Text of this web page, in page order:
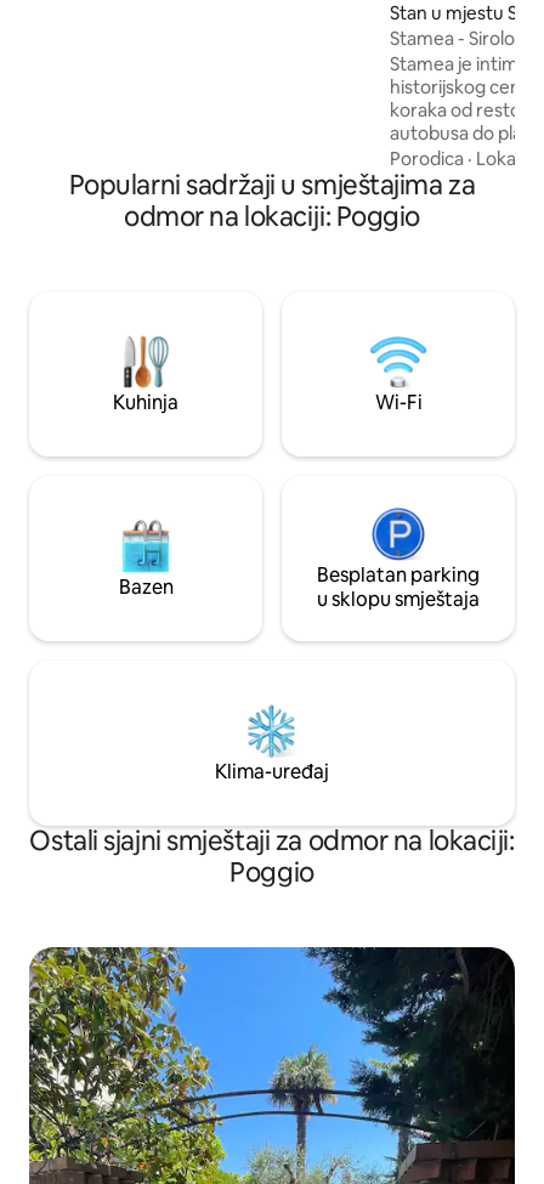
IT042002C2A7LDF33G
Stan u mjestu
Stamea - Sirolo
gradu
Stamea je
historijskog
koraka od
autobusa do
do kojih se
Apartman je na
gredama i
uređajem,
porodice i
autentičnost i mir.
Porodica · Lokacija
Popularni sadržaji u smještajima za
odmor na lokaciji: Poggio
Kuhinja Wi-Fi
Bazen
Besplatan parking
u sklopu smještaja
Klima-uređaj
Ostali sjajni smještaji za odmor na lokaciji:
Poggio